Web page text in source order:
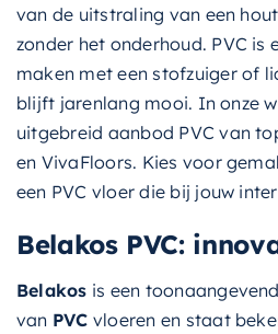
van de uitstraling van een
zonder het onderhoud. PVC is
maken met een stofzuiger of
blijft jarenlang mooi. In onze
uitgebreid aanbod PVC van
en VivaFloors. Kies voor
een PVC vloer die bij jouw
Belakos PVC:
Belakos is een
van PVC vloeren en staat